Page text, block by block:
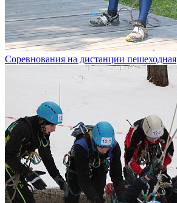
Соревнования на дистанции пешеходная